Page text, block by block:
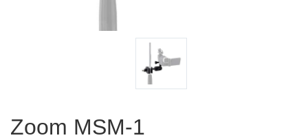
Zoom MSM-1